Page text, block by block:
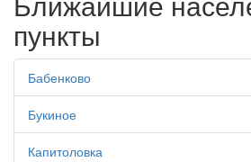
пункты
Бабенково
Букиное
Капитоловка